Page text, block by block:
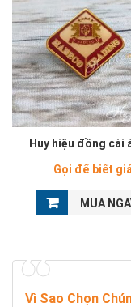
Huy hiệu đồng cài
Gọi để biết giá
MUA
Vì Sao Chọn